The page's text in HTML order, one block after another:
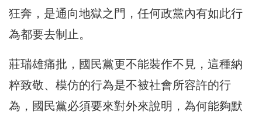
狂奔，是通向地獄之門，任何政黨內有如此行
為都要去制止。
莊瑞雄痛批，國民黨更不能裝作不見，這種納
粹致敬、模仿的行為是不被社會所容許的行
為，國民黨必須要來對外來說明，為何能夠默